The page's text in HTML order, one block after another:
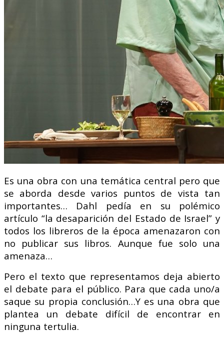
Es una obra con una temática central pero que
se aborda desde varios puntos de vista tan
importantes… Dahl pedía en su polémico
artículo “la desaparición del Estado de Israel” y
todos los libreros de la época amenazaron con
no publicar sus libros. Aunque fue solo una
amenaza…
Pero el texto que representamos deja abierto
el debate para el público. Para que cada uno/a
saque su propia conclusión…Y es una obra que
plantea un debate difícil de encontrar en
ninguna tertulia.